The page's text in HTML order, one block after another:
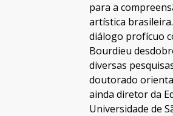
para a
artística
diálogo profícuo
Bourdieu
diversas
doutorado
ainda diretor da
Universidade de